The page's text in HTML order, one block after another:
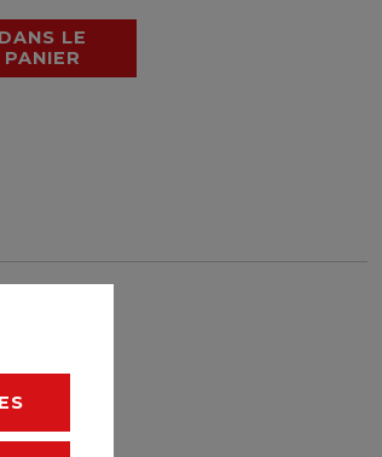
DANS LE
PANIER